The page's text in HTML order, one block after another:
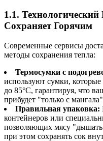
1.1.
Сохраняет Горячим
Современные сервисы
методы сохранения тепла:
Термосумки с
используют сумки,
до 85°C, гарантируя, что
прибудет "только с
Правильная упаковка:
контейнеров или
позволяющих мясу
при этом сохранять сок